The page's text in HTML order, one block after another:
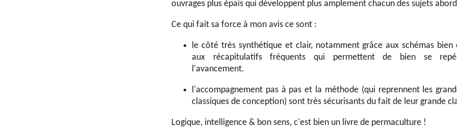
ouvrages plus épais qui développent plus amplement chacun des sujets
Ce qui fait sa force à mon avis ce sont :
le côté très synthétique et clair, notamment grâce aux schémas bien
aux récapitulatifs fréquents qui permettent de bien se
l'avancement.
l'accompagnement pas à pas et la méthode (qui reprennent les
classiques de conception) sont très sécurisants du fait de leur grande
Logique, intelligence & bon sens, c'est bien un livre de permaculture !